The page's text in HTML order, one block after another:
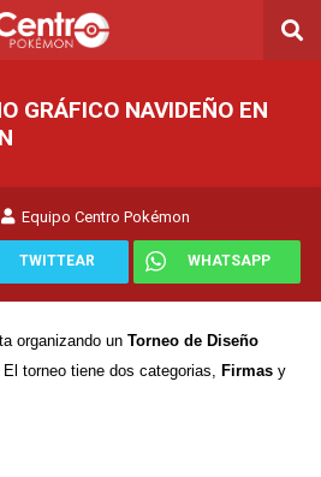
GRÁFICO NAVIDEÑO EN
Equipo Centro Pokémon
TWITTEAR WHATSAPP
organizando un Torneo de Diseño
torneo tiene dos categorias, Firmas y